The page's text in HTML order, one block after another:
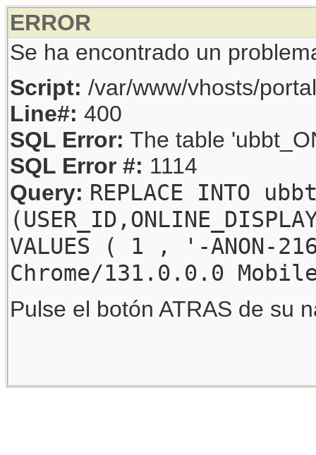
ERROR
Se ha encontrado un
Script: /var/www/vhosts/
Line#: 400
SQL Error: The table
SQL Error #: 1114
Query: REPLACE INTO
VALUES ( 1 , '-
Chrome/131.0.0.0
Pulse el botón ATRAS de su